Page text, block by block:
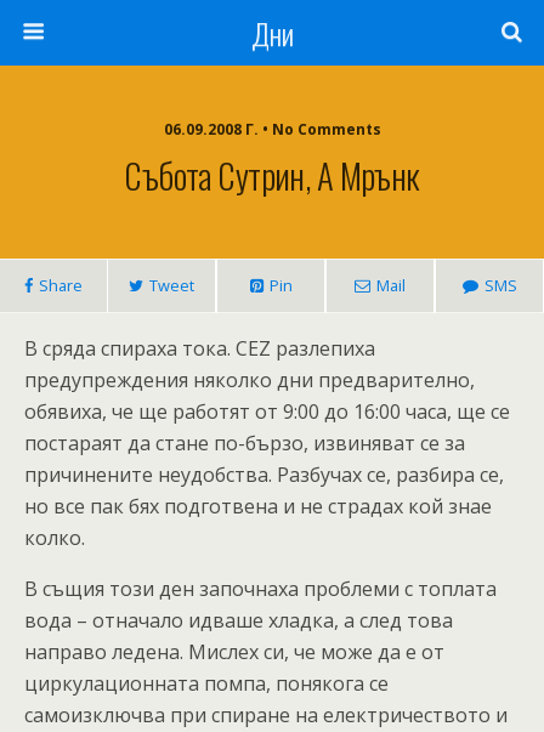
Дни
06.09.2008 Г. • No Comments
Събота Сутрин, А Мрънк
Share Tweet Pin Mail SMS
В сряда спираха тока. CEZ разлепиха
предупреждения няколко дни предварително,
обявиха, че ще работят от 9:00 до 16:00 часа, ще се
постараят да стане по-бързо, извиняват се за
причинените неудобства. Разбучах се, разбира се,
но все пак бях подготвена и не страдах кой знае
колко.
В същия този ден започнаха проблеми с топлата
вода – отначало идваше хладка, а след това
направо ледена. Мислех си, че може да е от
циркулационната помпа, понякога се
самоизключва при спиране на електричеството и